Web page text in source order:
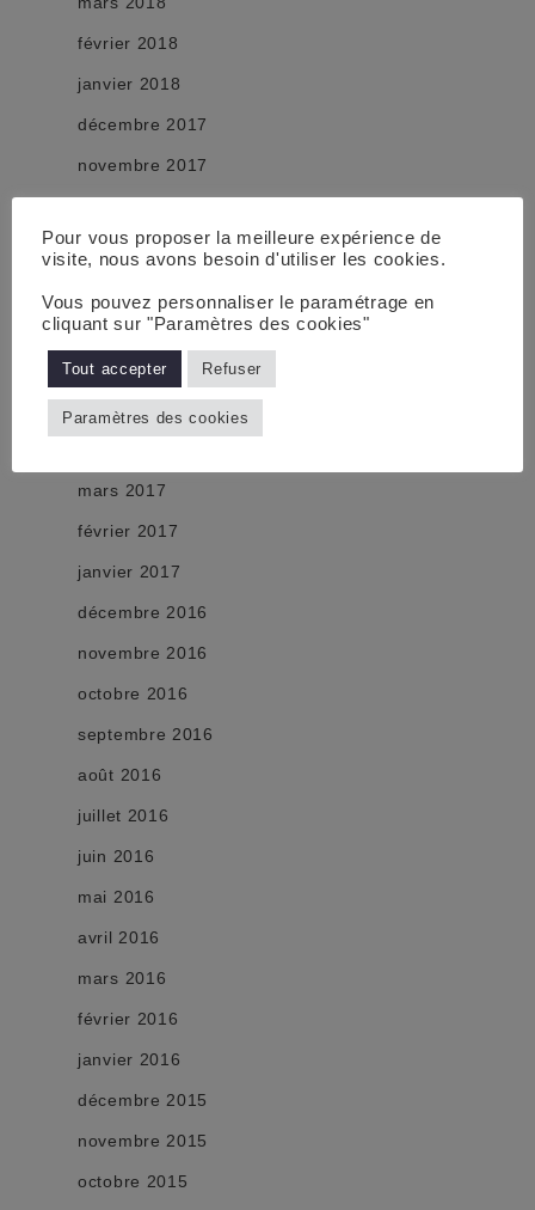
février 2018
janvier 2018
décembre 2017
novembre 2017
septembre 2017
juillet 2017
juin 2017
mai 2017
mars 2017
février 2017
janvier 2017
décembre 2016
novembre 2016
octobre 2016
septembre 2016
août 2016
juillet 2016
juin 2016
mai 2016
avril 2016
mars 2016
février 2016
janvier 2016
décembre 2015
novembre 2015
octobre 2015
Pour vous proposer la meilleure expérience de
visite, nous avons besoin d'utiliser les cookies.
Vous pouvez personnaliser le paramétrage en
cliquant sur "Paramètres des cookies"
Tout accepter Refuser
Paramètres des cookies